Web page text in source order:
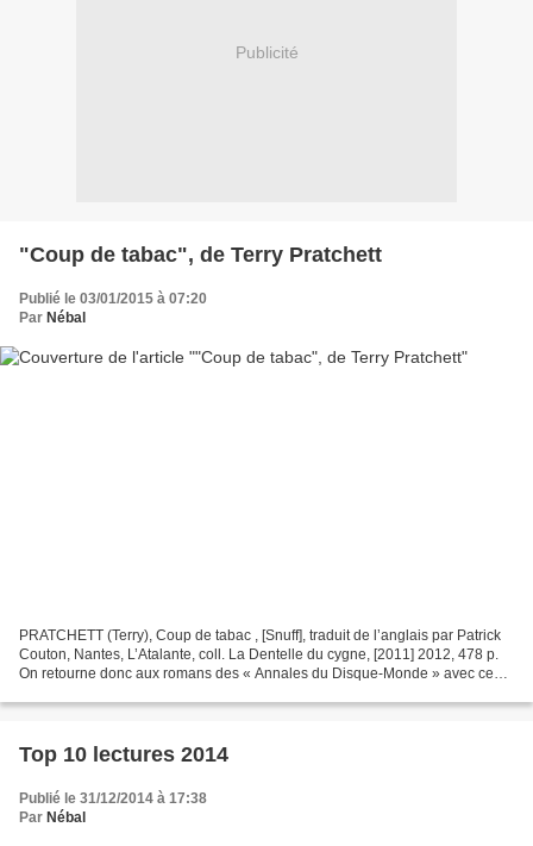
Publicité
"Coup de tabac", de Terry Pratchett
Publié le 03/01/2015 à 07:20
Par Nébal
PRATCHETT (Terry), Coup de tabac , [Snuff], traduit de l’anglais par Patrick
Couton, Nantes, L’Atalante, coll. La Dentelle du cygne, [2011] 2012, 478 p.
On retourne donc aux romans des « Annales du Disque-Monde » avec ce
Top 10 lectures 2014
Publié le 31/12/2014 à 17:38
Par Nébal